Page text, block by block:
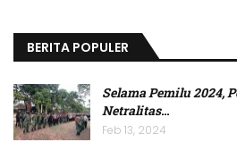
BERITA POPULER
Selama Pemilu 2024,
Netralitas…
Feb 13, 2024